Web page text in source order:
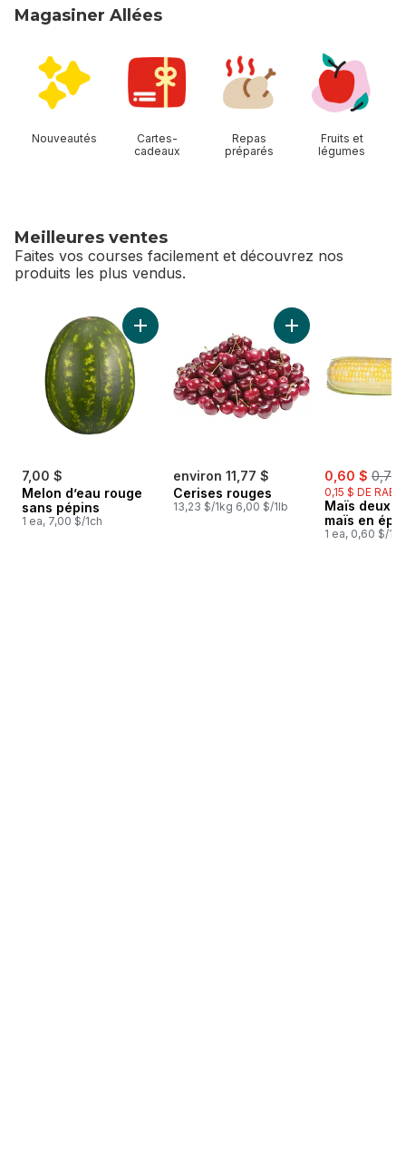
Magasiner Allées
Nouveautés
Cartes-
cadeaux
Repas
préparés
Fruits et
légumes
Meilleures ventes
Faites vos courses facilement et découvrez nos
produits les plus vendus.
sauter Meilleures ventes
7,00 $
Melon d’eau rouge
sans pépins
1 ea, 7,00 $/1ch
Ajouter Melon d’eau rouge sans pépins au
environ 11,77 $
Cerises rouges
13,23 $/1kg 6,00 $/1lb
Ajouter Cerises
sale:
0,60 $ ,
0,75
0,15 $ DE
Maïs deux
maïs en épis
1 ea, 0,60 $/1ch